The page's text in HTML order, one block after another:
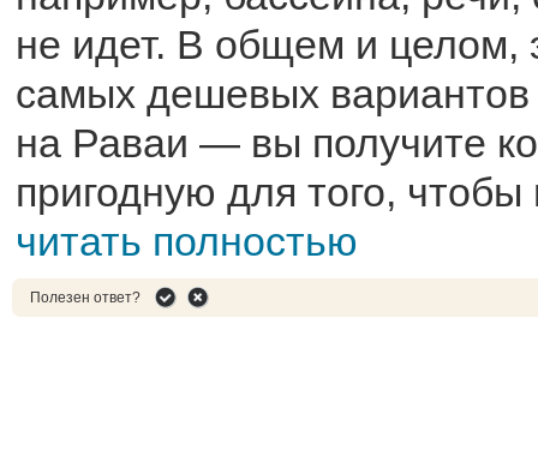
не идет. В общем и целом,
самых дешевых
на Раваи — вы получите
пригодную для того, чтобы
читать полностью
Полезен ответ?